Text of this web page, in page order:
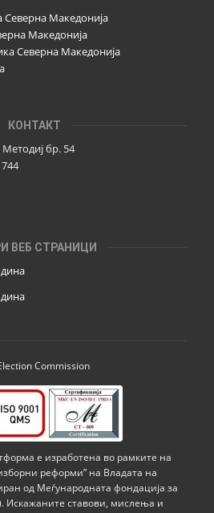
Македонија
Македонија
Северна Македонија
КОНТАКТ
бр. 54
ВЕБ СТРАНИЦИ
Commission
е изработена во рамките на
реформи” на Владата на
од Меѓународната фондација за
Искажаните ставови, мислења и